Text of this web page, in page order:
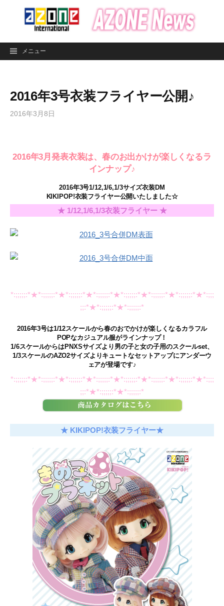
ン
メニュー
2016年3号衣装フライヤー公開♪
2016年3月8日
2016年3月発表衣装は、春のお出かけが楽しくなるラ
インナップ♪
2016年3号1/12,1/6,1/3サイズ衣装DM
KIKIPOP!衣装フライヤー公開いたしました☆
★ 1/12,1/6,1/3衣装フライヤー ★
*:;;;;;:*★*:;;;;;:*★*:;;;;;:*★*:;;;;;:*★*:;;;;;:*★*:;;;;;:*★*:;;;;;:*★*:;;;
;;:*★*:;;;;;:*★*:;;;;;:*
2016年3号は1/12スケールから春のおでかけが楽しくなるカラフル
POPなカジュアル服がラインナップ！
1/6スケールからはPNXSサイズより男の子と女の子用のスクールset、
1/3スケールのAZO2サイズよりキュートなセットアップにアンダーウ
ェアが登場です♪
*:;;;;;:*★*:;;;;;:*★*:;;;;;:*★*:;;;;;:*★*:;;;;;:*★*:;;;;;:*★*:;;;;;:*★*:;;;
;;:*★*:;;;;;:*★*:;;;;;:*
★ KIKIPOP!衣装フライヤー★